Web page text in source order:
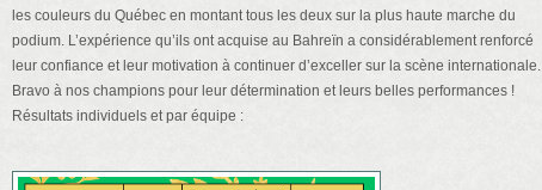
les couleurs du Québec en montant tous les deux sur la plus haute marche du
podium. L’expérience qu’ils ont acquise au Bahreïn a considérablement renforcé
leur confiance et leur motivation à continuer d’exceller sur la scène internationale.
Bravo à nos champions pour leur détermination et leurs belles performances !
Résultats individuels et par équipe :